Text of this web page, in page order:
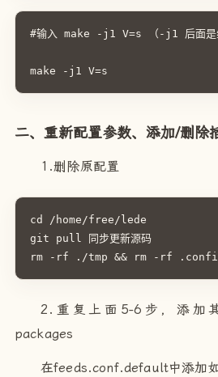
#输入 make -j1 V=s （-j1 后面是线
make -j1 V=s
二、重新配置参数、添加/删除
1.删除原配置
cd /home/free/lede
git pull 同步更新源码
rm -rf ./tmp && rm -rf
2.重复上面5-6步，添加
packages
在feeds.conf.default中添加